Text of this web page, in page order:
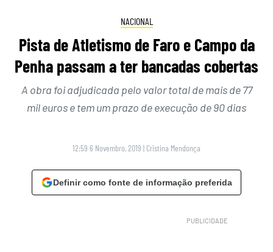
NACIONAL
Pista de Atletismo de Faro e Campo da
Penha passam a ter bancadas cobertas
A obra foi adjudicada pelo valor total de mais de 77
mil euros e tem um prazo de execução de 90 dias
12:59 6 Novembro, 2019 | Cristina Mendonça
Definir como fonte de informação preferida